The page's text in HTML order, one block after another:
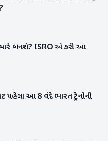
બનશે? ISRO એ કરી આ
પહેલા આ 8 વંદે ભારત ટ્રેનોની